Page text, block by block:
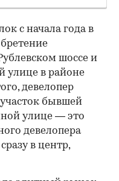
с начала года в
шоссе и
улице в районе
девелопер
бывшей
улице — это
девелопера
в центр,